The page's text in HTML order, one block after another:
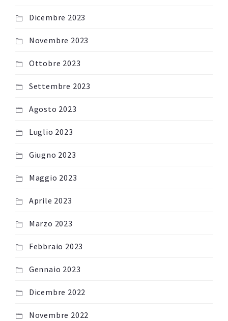
Dicembre 2023
Novembre 2023
Ottobre 2023
Settembre 2023
Agosto 2023
Luglio 2023
Giugno 2023
Maggio 2023
Aprile 2023
Marzo 2023
Febbraio 2023
Gennaio 2023
Dicembre 2022
Novembre 2022